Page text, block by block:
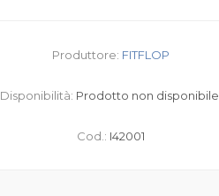
Produttore: FITFLOP
Disponibilità: Prodotto non disponibile.
Cod.: I42001